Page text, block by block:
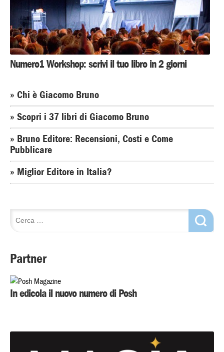
Numero1 Workshop: scrivi il tuo libro in 2 giorni
» Chi è Giacomo Bruno
» Scopri i 37 libri di Giacomo Bruno
» Bruno Editore: Recensioni, Costi e Come
Pubblicare
» Miglior Editore in Italia?
Partner
In edicola il nuovo numero di Posh